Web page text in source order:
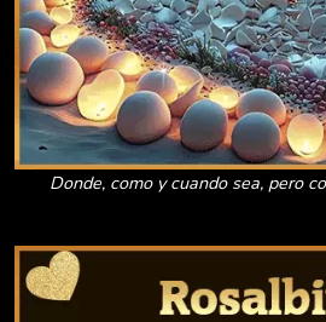
Donde, como y cuando sea, pero